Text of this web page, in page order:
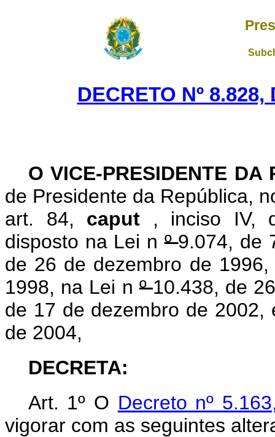
DECRETO Nº
O VICE-PRESIDENTE
de Presidente da República,
art. 84, caput , inciso IV,
disposto na Lei nº9.074, de
de 26 de dezembro de
1998, na Lei nº10.438, de
de 17 de dezembro de
de 2004,
DECRETA:
Art. 1º O Decreto nº
vigorar com as seguintes